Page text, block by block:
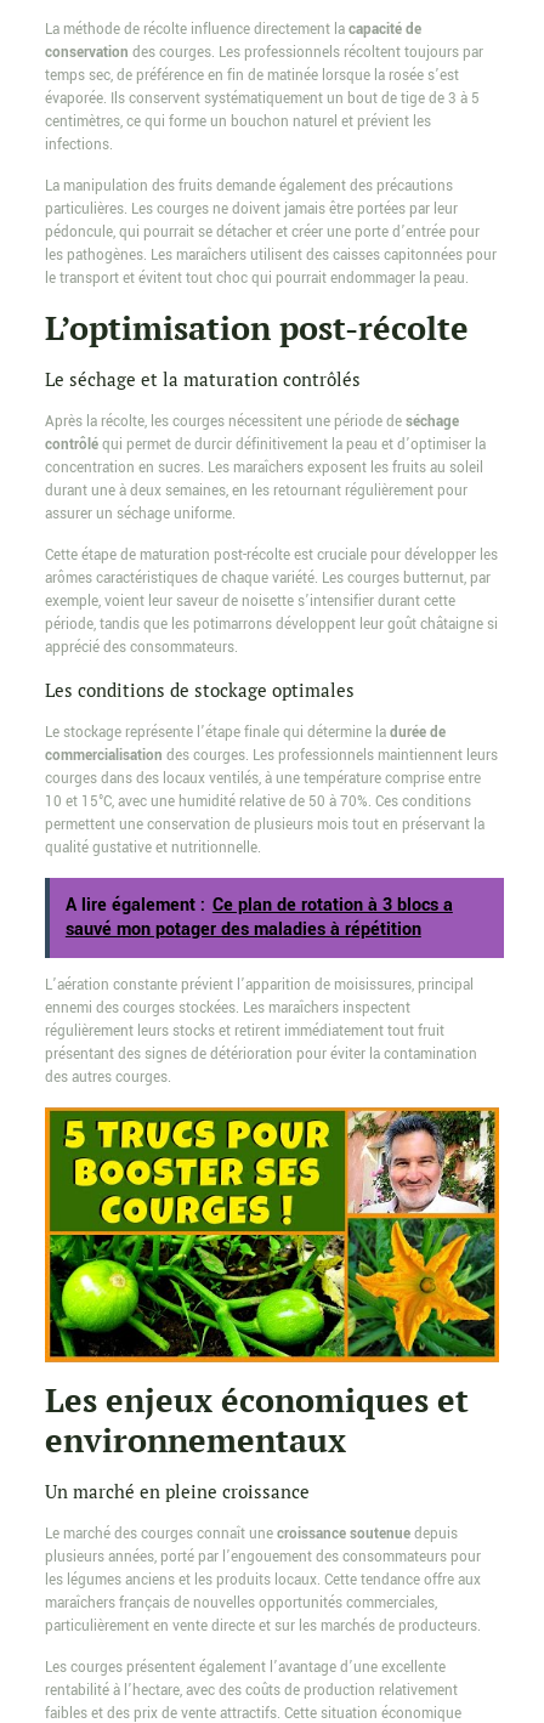
La méthode de récolte influence directement lacapacité de
conservation des courges. Les professionnels récoltent toujours par
temps sec, de préférence en fin de matinée lorsque la rosée s’est
évaporée. Ils conservent systématiquement un bout de tige de 3 à 5
centimètres, ce qui forme un bouchon naturel et prévient les
infections.
La manipulation des fruits demande également des précautions
particulières. Les courges ne doivent jamais être portées par leur
pédoncule, qui pourrait se détacher et créer une porte d’entrée pour
les pathogènes. Les maraîchers utilisent des caisses capitonnées pour
le transport et évitent tout choc qui pourrait endommager la peau.
L’optimisation post-récolte
Le séchage et la maturation contrôlés
Après la récolte, les courges nécessitent une période deséchage
contrôléqui permet de durcir définitivement la peau et d’optimiser la
concentration en sucres. Les maraîchers exposent les fruits au soleil
durant une à deux semaines, en les retournant régulièrement pour
assurer un séchage uniforme.
Cette étape de maturation post-récolte est cruciale pour développer les
arômes caractéristiques de chaque variété. Les courges butternut, par
exemple, voient leur saveur de noisette s’intensifier durant cette
période, tandis que les potimarrons développent leur goût châtaigne si
apprécié des consommateurs.
Les conditions de stockage optimales
Le stockage représente l’étape finale qui détermine ladurée de
commercialisation des courges. Les professionnels maintiennent leurs
courges dans des locaux ventilés, à une température comprise entre
10 et 15°C, avec une humidité relative de 50 à 70%. Ces conditions
permettent une conservation de plusieurs mois tout en préservant la
qualité gustative et nutritionnelle.
A lire également : Ce plan de rotation à 3 blocs a
sauvé mon potager des maladies à répétition
L’aération constante prévient l’apparition de moisissures, principal
ennemi des courges stockées. Les maraîchers inspectent
régulièrement leurs stocks et retirent immédiatement tout fruit
présentant des signes de détérioration pour éviter la contamination
des autres courges.
Les enjeux économiques et
environnementaux
Un marché en pleine croissance
Le marché des courges connaît unecroissance soutenuedepuis
plusieurs années, porté par l’engouement des consommateurs pour
les légumes anciens et les produits locaux. Cette tendance offre aux
maraîchers français de nouvelles opportunités commerciales,
particulièrement en vente directe et sur les marchés de producteurs.
Les courges présentent également l’avantage d’une excellente
rentabilité à l’hectare, avec des coûts de production relativement
faibles et des prix de vente attractifs. Cette situation économique